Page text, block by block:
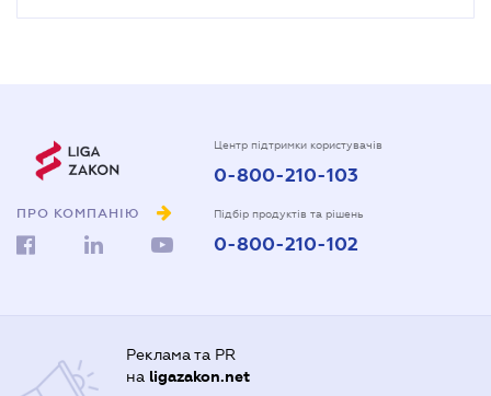
ПРО КОМПАНІЮ
Центр підтримки користувачів
0-800-210-103
Підбір продуктів та рішень
0-800-210-102
Реклама та PR
на ligazakon.net